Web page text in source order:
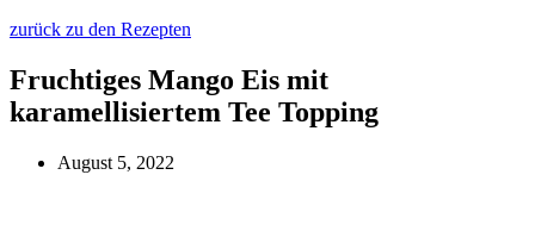
zurück zu den Rezepten
Fruchtiges Mango Eis mit
karamellisiertem Tee Topping
August 5, 2022